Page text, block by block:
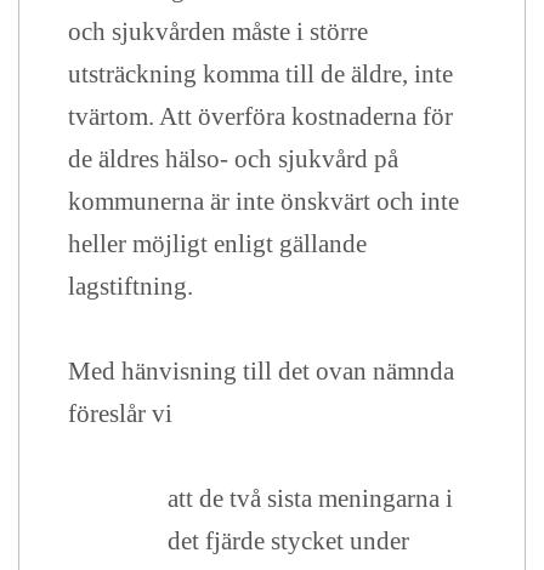
och sjukvården måste i större
utsträckning komma till de äldre, inte
tvärtom. Att överföra kostnaderna för
de äldres hälso- och sjukvård på
kommunerna är inte önskvärt och inte
heller möjligt enligt gällande
lagstiftning.
Med hänvisning till det ovan nämnda
föreslår vi
att de två sista meningarna i
det fjärde stycket under